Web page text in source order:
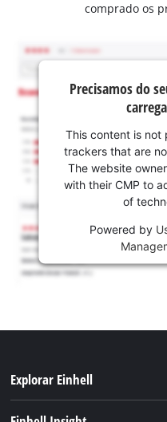
comprado os
Precisamos do
This content is
trackers that are
The website
with their CMP to
of
Powered by
Explorar Einhell